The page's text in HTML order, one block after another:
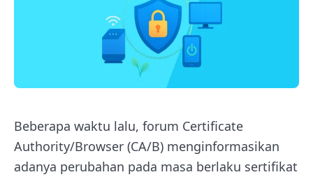
Beberapa waktu lalu, forum Certificate
Authority/Browser (CA/B) menginformasikan
adanya perubahan pada masa berlaku sertifikat